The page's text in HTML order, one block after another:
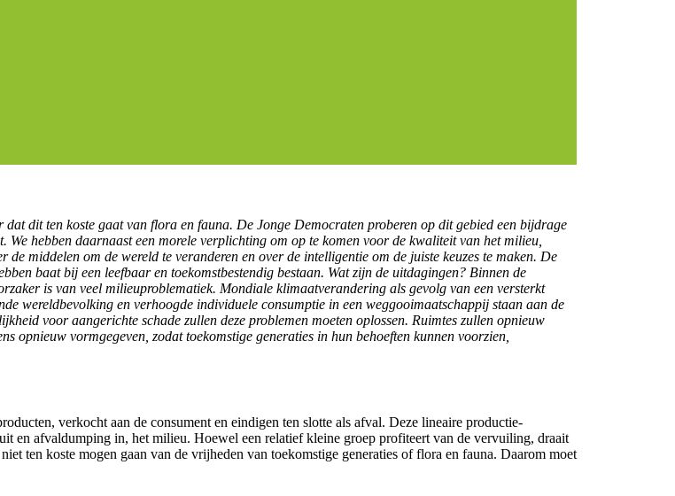
dit ten koste gaat van flora en fauna. De Jonge Democraten proberen op dit gebied een bijdrage
hebben daarnaast een morele verplichting om op te komen voor de kwaliteit van het milieu,
middelen om de wereld te veranderen en over de intelligentie om de juiste keuzes te maken. De
baat bij een leefbaar en toekomstbestendig bestaan. Wat zijn de uitdagingen? Binnen de
is van veel milieuproblematiek. Mondiale klimaatverandering als gevolg van een versterkt
wereldbevolking en verhoogde individuele consumptie in een weggooimaatschappij staan aan de
voor aangerichte schade zullen deze problemen moeten oplossen. Ruimtes zullen opnieuw
opnieuw vormgegeven, zodat toekomstige generaties in hun behoeften kunnen voorzien,
verkocht aan de consument en eindigen ten slotte als afval. Deze lineaire productie-
en afvaldumping in, het milieu. Hoewel een relatief kleine groep profiteert van de vervuiling, draait
ten koste mogen gaan van de vrijheden van toekomstige generaties of flora en fauna. Daarom moet